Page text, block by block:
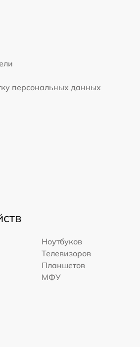
персональных данных
Ноутбуков
Телевизоров
Планшетов
МФУ